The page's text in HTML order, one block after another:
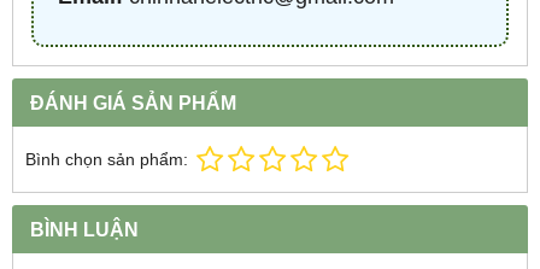
ĐÁNH GIÁ SẢN PHẨM
Bình chọn sản phẩm:
BÌNH LUẬN